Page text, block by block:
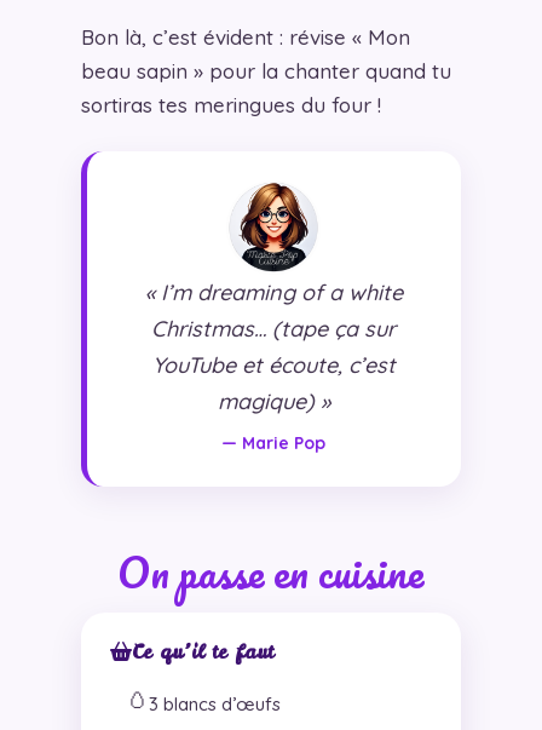
Bon là, c’est évident : révise « Mon
beau sapin » pour la chanter quand tu
sortiras tes meringues du four !
« I’m dreaming of a white
Christmas… (tape ça sur
YouTube et écoute, c’est
magique) »
— Marie Pop
On passe en cuisine
Ce qu’il te faut
🥚 3 blancs d’œufs